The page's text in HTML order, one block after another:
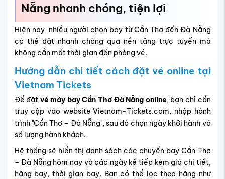
Nẵng nhanh chóng, tiện lợi
Hiện nay, nhiều người chọn bay từ Cần Thơ đến Đà Nẵng
có thể đặt nhanh chóng qua nền tảng trực tuyến mà
không cần mất thời gian đến phòng vé.
Hướng dẫn chi tiết cách đặt vé online tại
Vietnam Tickets
Để đặt vé máy bay Cần Thơ Đà Nẵng online, bạn chỉ cần
truy cập vào website Vietnam-Tickets.com, nhập hành
trình "Cần Thơ – Đà Nẵng", sau đó chọn ngày khởi hành và
số lượng hành khách.
Hệ thống sẽ hiển thị danh sách các chuyến bay Cần Thơ
– Đà Nẵng hôm nay và các ngày kế tiếp kèm giá chi tiết,
hãng bay, thời gian bay. Bạn có thể lọc theo hãng như